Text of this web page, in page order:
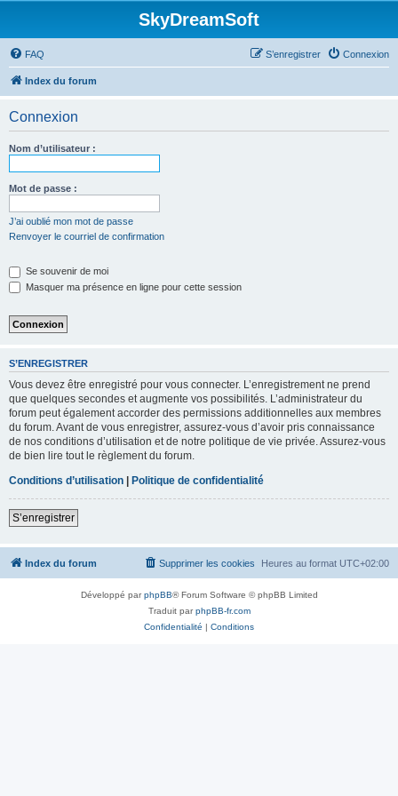
SkyDreamSoft
FAQ Connexion
S’enregistrer
Index du forum
Connexion
Nom d’utilisateur :
Mot de passe :
J’ai oublié mon mot de passe
Renvoyer le courriel de confirmation
Se souvenir de moi
Masquer ma présence en ligne pour cette session
S’ENREGISTRER
Vous devez être enregistré pour vous connecter. L’enregistrement ne prend
que quelques secondes et augmente vos possibilités. L’administrateur du
forum peut également accorder des permissions additionnelles aux membres
du forum. Avant de vous enregistrer, assurez-vous d’avoir pris connaissance
de nos conditions d’utilisation et de notre politique de vie privée. Assurez-vous
de bien lire tout le règlement du forum.
Conditions d’utilisation | Politique de confidentialité
S’enregistrer
Index du forum Heures au format UTC+02:00
Supprimer les cookies
Développé parphpBB® Forum Software © phpBB Limited
Traduit parphpBB-fr.com
Confidentialité | Conditions